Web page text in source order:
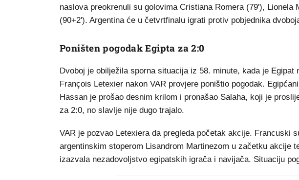
naslova preokrenuli su golovima Cristiana Romera (79'), Lionela
(90+2'). Argentina će u četvrtfinalu igrati protiv pobjednika
Poništen pogodak Egipta za 2:0
Dvoboj je obilježila sporna situacija iz 58. minute, kada je Egipat
François Letexier nakon VAR provjere poništio pogodak.
Hassan je prošao desnim krilom i pronašao Salaha, koji je
za 2:0, no slavlje nije dugo trajalo.
VAR je pozvao Letexiera da pregleda početak akcije. Francuski
argentinskim stoperom Lisandrom Martinezom u začetku akcije
izazvala nezadovoljstvo egipatskih igrača i navijača. Situaciju